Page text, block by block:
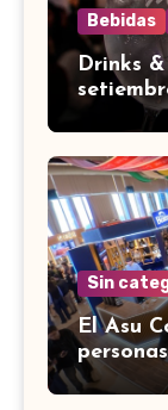
Bebidas
Drinks
Sin
El Asu